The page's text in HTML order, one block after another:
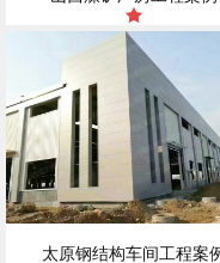
太原钢结构车间工程案